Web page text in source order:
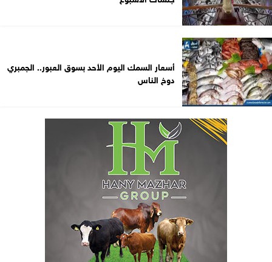
أسعار السمك اليوم الأحد بسوق العبور.. الجمبري
دوخ الناس